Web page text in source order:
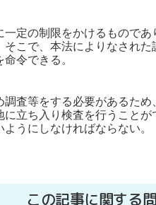
定の制限をかけるもので
こで、本法によりなされ
令できる。
査等をする必要があるた
立ち入り検査を行うこと
うにしなければならない。
この記事に関する